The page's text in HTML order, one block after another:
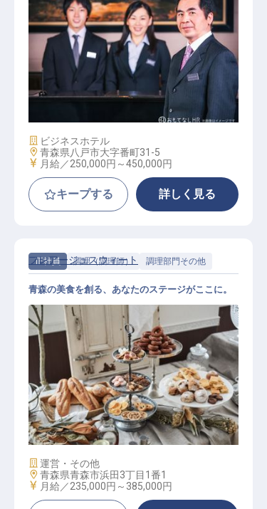
ホテル副支配人・マネージャー候補
施設業態
ビジネスホテル
勤務地
青森県八戸市大字番町31-5
給与
月給／250,000円～450,000円
キープする 詳しく見る
正社員 調理（調理師） 調理部門その他
調理スタッフ
フレアージュスウィート
青森の美食を創る、あなたのステージがここに。
施設業態
運営・その他
勤務地
青森県青森市浜田3丁目1番1
給与
月給／235,000円～ 385,000円